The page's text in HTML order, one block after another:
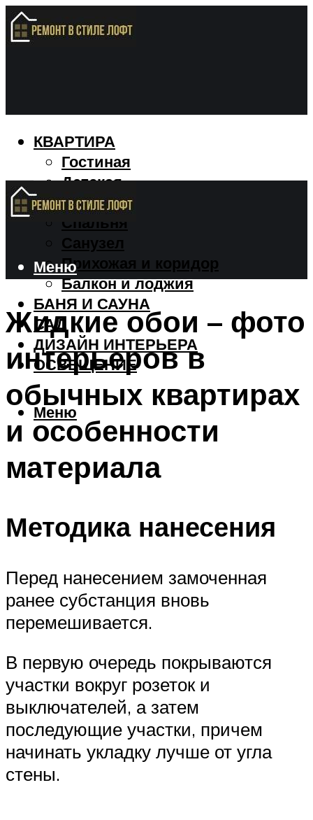
КВАРТИРА
Гостиная
Детская
Кухня
Спальня
Санузел
Прихожая и коридор
Балкон и лоджия
БАНЯ И САУНА
САД
ДИЗАЙН ИНТЕРЬЕРА
ОСВЕЩЕНИЕ
Меню
Меню
Жидкие обои – фото
интерьеров в
обычных квартирах
и особенности
материала
Методика нанесения
Перед нанесением замоченная
ранее субстанция вновь
перемешивается.
В первую очередь покрываются
участки вокруг розеток и
выключателей, а затем
последующие участки, причем
начинать укладку лучше от угла
стены.